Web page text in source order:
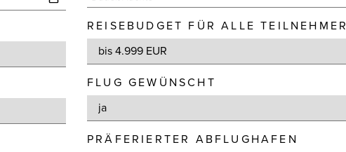
REISEBUDGET FÜR ALLE TEILNEHMER
FLUG GEWÜNSCHT
PRÄFERIERTER ABFLUGHAFEN